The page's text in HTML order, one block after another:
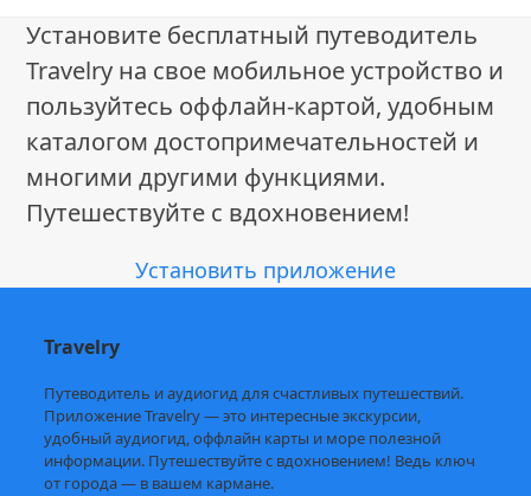
Установите бесплатный путеводитель
Travelry на свое мобильное устройство и
пользуйтесь оффлайн-картой, удобным
каталогом достопримечательностей и
многими другими функциями.
Путешествуйте с вдохновением!
Установить приложение
Travelry
Путеводитель и аудиогид для счастливых путешествий.
Приложение Travelry — это интересные экскурсии,
удобный аудиогид, оффлайн карты и море полезной
информации. Путешествуйте с вдохновением! Ведь ключ
от города — в вашем кармане.